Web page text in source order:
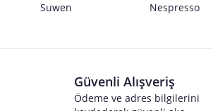
Suwen
Nespresso
Güvenli Alışveriş
Ödeme ve adres bilgilerini